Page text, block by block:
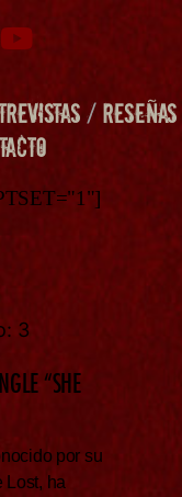
/RESEÑAS
3
“SHE
por su
Lost, ha